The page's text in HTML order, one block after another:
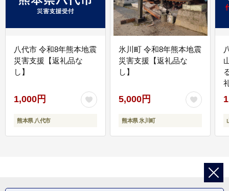
八代市 令和8年熊本地震
災害支援【返礼品な
し】
1,000円
熊本県 八代市
氷川町 令和8年熊本地震
災害支援【返礼品な
し】
5,000円
熊本県 氷川町